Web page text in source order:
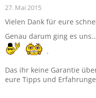
27. Mai 2015
Vielen Dank für eure
Genau darum ging es
.
Das ihr keine Garantie
eure Tipps und